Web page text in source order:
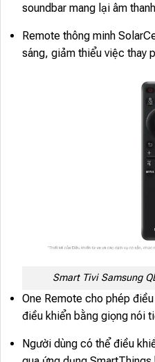
soundbar mang lại âm
Remote thông minh
sáng, giảm thiểu việc thay
Smart Tivi Samsung
One Remote cho phép
điều khiển bằng giọng nói
Người dùng có thể điều